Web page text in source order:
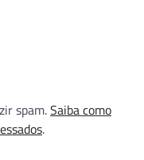
spam.Saiba como
.